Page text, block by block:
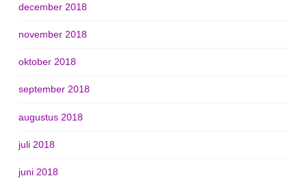
december 2018
november 2018
oktober 2018
september 2018
augustus 2018
juli 2018
juni 2018